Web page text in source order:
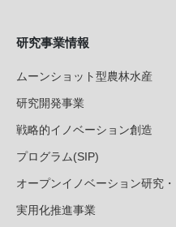
研究事業情報
ムーンショット型農林水産
研究開発事業
戦略的イノベーション創造
プログラム(SIP)
オープンイノベーション研究・
実用化推進事業